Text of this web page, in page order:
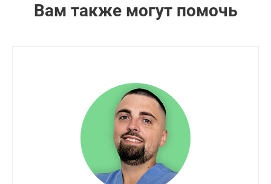
Вам также могут помочь